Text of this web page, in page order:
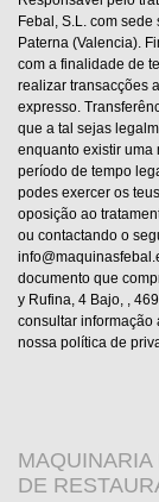
Febal, S.L. com
Paterna (Valencia).
com a finalidade de
realizar transacções
expresso.
que a tal sejas
enquanto existir uma
período de tempo
podes exercer os
oposição ao
ou contactando o
documento que
y Rufina, 4 Bajo, ,
consultar informação
nossa política de
MAQUINARIA
DE